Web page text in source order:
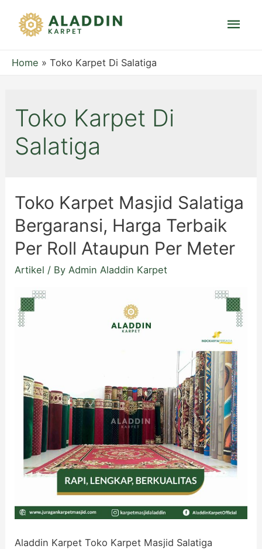
Home Toko Karpet Di Salatiga
Toko Karpet Di
Salatiga
Toko Karpet Masjid Salatiga
Bergaransi, Harga Terbaik
Per Roll Ataupun Per Meter
Artikel / ByAdmin Aladdin Karpet
Aladdin Karpet Toko Karpet Masjid Salatiga